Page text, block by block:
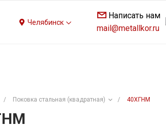
Челябинск
Написать нам
mail@metallkor.ru
/ Поковка стальная (квадратная) / 40ХГНМ